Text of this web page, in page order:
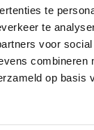
te
te
voor
combineren
op basis